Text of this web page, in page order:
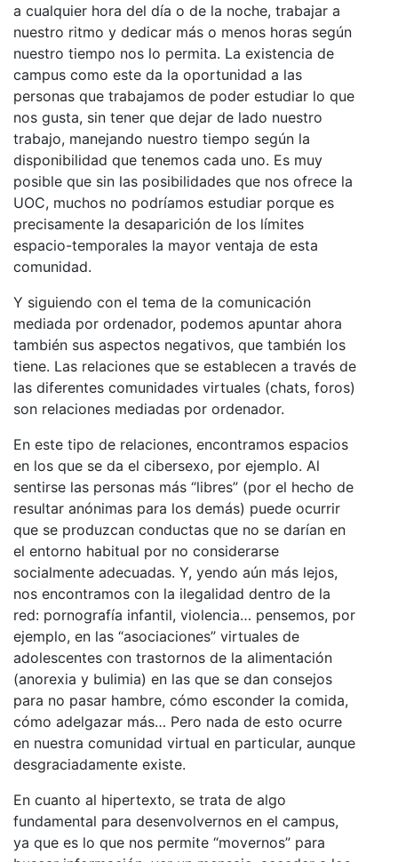
a cualquier hora del día o de la noche, trabajar a
nuestro ritmo y dedicar más o menos horas según
nuestro tiempo nos lo permita. La existencia de
campus como este da la oportunidad a las
personas que trabajamos de poder estudiar lo que
nos gusta, sin tener que dejar de lado nuestro
trabajo, manejando nuestro tiempo según la
disponibilidad que tenemos cada uno. Es muy
posible que sin las posibilidades que nos ofrece la
UOC, muchos no podríamos estudiar porque es
precisamente la desaparición de los límites
espacio-temporales la mayor ventaja de esta
comunidad.
Y siguiendo con el tema de la comunicación
mediada por ordenador, podemos apuntar ahora
también sus aspectos negativos, que también los
tiene. Las relaciones que se establecen a través de
las diferentes comunidades virtuales (chats, foros)
son relaciones mediadas por ordenador.
En este tipo de relaciones, encontramos espacios
en los que se da el cibersexo, por ejemplo. Al
sentirse las personas más “libres” (por el hecho de
resultar anónimas para los demás) puede ocurrir
que se produzcan conductas que no se darían en
el entorno habitual por no considerarse
socialmente adecuadas. Y, yendo aún más lejos,
nos encontramos con la ilegalidad dentro de la
red: pornografía infantil, violencia… pensemos, por
ejemplo, en las “asociaciones” virtuales de
adolescentes con trastornos de la alimentación
(anorexia y bulimia) en las que se dan consejos
para no pasar hambre, cómo esconder la comida,
cómo adelgazar más… Pero nada de esto ocurre
en nuestra comunidad virtual en particular, aunque
desgraciadamente existe.
En cuanto al hipertexto, se trata de algo
fundamental para desenvolvernos en el campus,
ya que es lo que nos permite “movernos” para